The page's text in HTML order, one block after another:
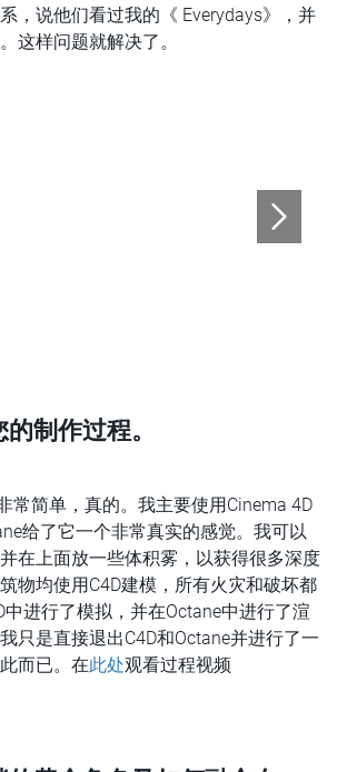
，说他们看过我的《 Everydays》，并
这样问题就解决了。
制作过程。
常简单，真的。我主要使用Cinema 4D
给了它一个非常真实的感觉。我可以
在上面放一些体积雾，以获得很多深度
物均使用C4D建模，所有火灾和破坏都
中进行了模拟，并在Octane中进行了渲
只是直接退出C4D和Octane并进行了一
而已。在此处观看过程视频